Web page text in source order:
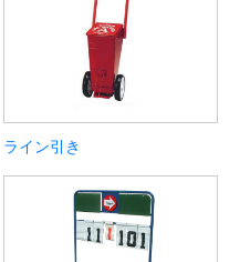
ライン引き